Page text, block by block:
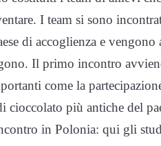
I team si sono
di accoglienza e
Il primo incontro
come la
cioccolato più antiche del
in Polonia: qui gli